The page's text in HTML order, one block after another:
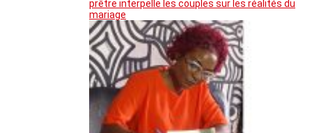
prêtre interpelle les couples sur les réalités du
mariage